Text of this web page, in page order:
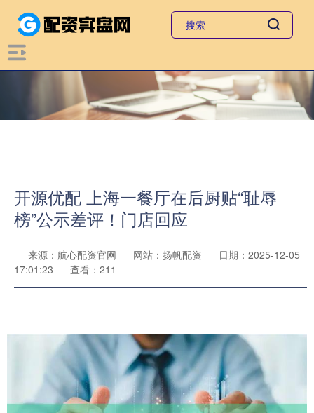
开源优配 上海一餐厅在后厨贴“耻辱
榜”公示差评！门店回应
来源：航心配资官网 网站：扬帆配资
日期：2025-12-05
17:01:23
查看：211